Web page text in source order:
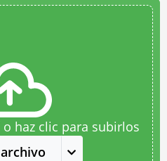
haz clic para subirlos